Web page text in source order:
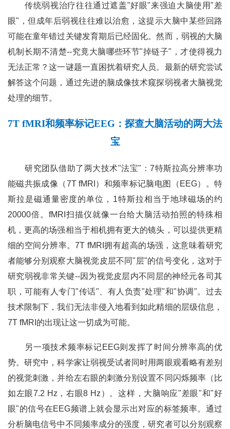
传统弱视治疗往往通过遮盖"好眼"来强迫大脑使用"差
眼"，但成年后弱视往往难以治愈，这提示大脑中某些回路
可能在童年错过关键发育期后已经固化。然而，弱视的大脑
机制长期不清楚--究竟大脑哪些环节"掉链子"，才使得视力
无法正常？这一谜题一直困扰着研究人员。最新的研究尝试
解答这个问题，通过先进的脑成像技术窥探弱视者大脑视觉
处理的细节。
7T fMRI和频率标记EEG：探查大脑活动的两大法
宝
研究团队借助了两大技术"法宝"：7特斯拉高分辨率功
能磁共振成像（7T fMRI）和频率标记脑电图（EEG）。特
斯拉是磁通量密度的单位，1特斯拉相当于地球磁场的约
20000倍。fMRI扫描仪就像一台给大脑活动拍照的特殊相
机，更高的场强相当于相机拥有更大的镜头，可以提供更精
细的空间分辨率。7T fMRI拥有超高的场强，这意味着研究
者能够分别观察大脑视觉皮层不同"层"的信号变化，这对于
研究弱视非常关键--因为视觉皮层内不同层的神经元各司其
职，可能有人专门"传话"、有人负责"处理"和"协调"。过去
技术限制下，我们无法非侵入地看到如此精细的层级信息，
7T fMRI的出现让这一切成为可能。
另一项技术频率标记EEG则发挥了时间分辨率高的优
势。研究中，科学家让弱视受试者同时用两眼观看略有差别
的视觉刺激，并给左右眼的刺激分别设置不同闪烁频率（比
如左眼7.2 Hz，右眼8 Hz）。这样，大脑响应"差眼"和"好
眼"的信号在EEG频谱上就会显示出对应的标签频率。通过
分析脑电信号中不同频率成分的强度，研究者可以分别观察